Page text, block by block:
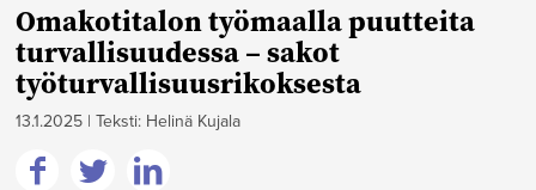
Omakotitalon työmaalla puutteita
turvallisuudessa – sakot
työturvallisuusrikoksesta
13.1.2025 | Teksti: Helinä Kujala